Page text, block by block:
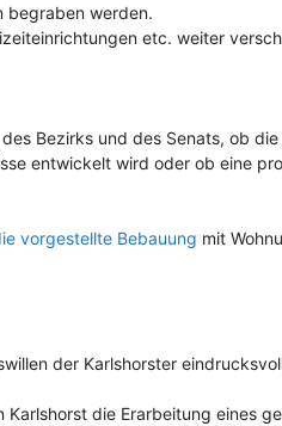
begraben werden.
etc. weiter
Bezirks und des Senats, ob die
entwickelt wird oder ob eine
vorgestellte Bebauung mit
der Karlshorster
die Erarbeitung eines